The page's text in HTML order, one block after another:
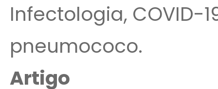
Infectologia, COVID-
pneumococo.
Artigo